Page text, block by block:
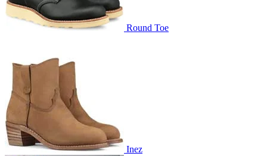
Round Toe
Inez